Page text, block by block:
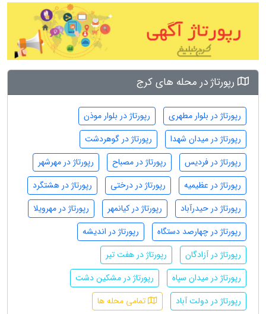
رپورتاژ در محله های کرج
رپورتاژ در بلوار مطهری
رپورتاژ در بلوار موذن
رپورتاژ در میدان شهدا
رپورتاژ در گوهردشت
رپورتاژ در فردیس
رپورتاژ در مصباح
رپورتاژ در مهرشهر
رپورتاژ در عظیمیه
رپورتاژ در درختی
رپورتاژ در هشتگرد
رپورتاژ در حیدرآباد
رپورتاژ در کیانمهر
رپورتاژ در مهرویلا
رپورتاژ در چهارصد دستگاه
رپورتاژ در اندیشه
رپورتاژ در آزادگان
رپورتاژ در هفت تیر
رپورتاژ در میدان سپاه
رپورتاژ در مشکین دشت
رپورتاژ در دولت آباد
تمامی محله ها